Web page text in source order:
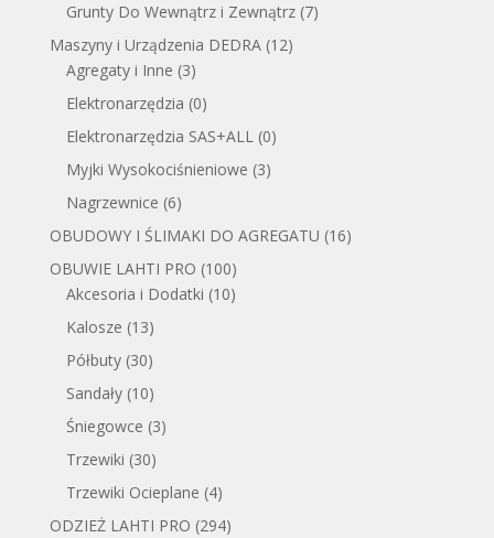
Grunty Do Wewnątrz i Zewnątrz (7)
Maszyny i Urządzenia DEDRA (12)
Agregaty i Inne (3)
Elektronarzędzia (0)
Elektronarzędzia SAS+ALL (0)
Myjki Wysokociśnieniowe (3)
Nagrzewnice (6)
OBUDOWY I ŚLIMAKI DO AGREGATU (16)
OBUWIE LAHTI PRO (100)
Akcesoria i Dodatki (10)
Kalosze (13)
Półbuty (30)
Sandały (10)
Śniegowce (3)
Trzewiki (30)
Trzewiki Ocieplane (4)
ODZIEŻ LAHTI PRO (294)